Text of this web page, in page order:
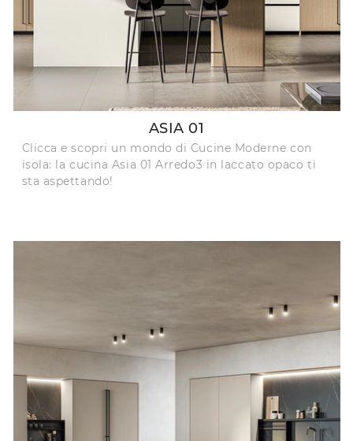
ASIA 01
Clicca e scopri un mondo di Cucine Moderne con
isola: la cucina Asia 01 Arredo3 in laccato opaco ti
sta aspettando!